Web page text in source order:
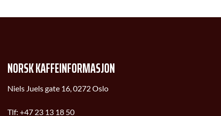
NORSK KAFFEINFORMASJON
Niels Juels gate 16, 0272 Oslo
Tlf: +47 23 13 18 50